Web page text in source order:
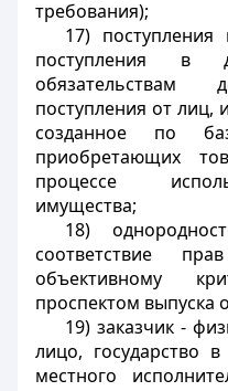
требования);
17)
поступления в
поступления от
созданное по
приобретающих
процессе
имущества;
18)
соответствие
объективному
проспектом выпуска
19) заказчик -
лицо, государство
местного